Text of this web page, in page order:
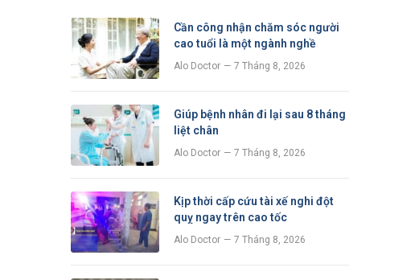
Cần công nhận chăm sóc người
cao tuổi là một ngành nghề
Alo Doctor 7 Tháng 8, 2026
Giúp bệnh nhân đi lại sau 8 tháng
liệt chân
Alo Doctor 7 Tháng 8, 2026
Kịp thời cấp cứu tài xế nghi đột
quỵ ngay trên cao tốc
Alo Doctor 7 Tháng 8, 2026